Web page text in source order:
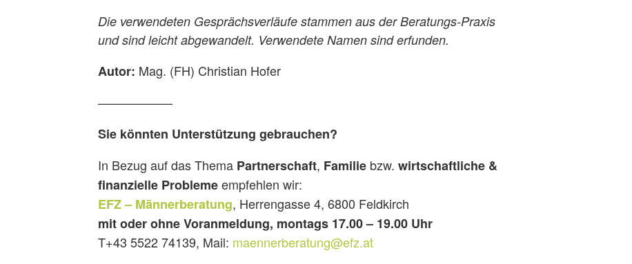
Die verwendeten Gesprächsverläufe stammen aus der Beratungs-Praxis
und sind leicht abgewandelt. Verwendete Namen sind erfunden.
Autor: Mag. (FH) Christian Hofer
——————
Sie könnten Unterstützung gebrauchen?
In Bezug auf das Thema Partnerschaft, Familie bzw. wirtschaftliche &
finanzielle Problemeempfehlen wir:
EFZ – Männerberatung, Herrengasse 4, 6800 Feldkirch
mit oder ohne Voranmeldung, montags 17.00 – 19.00 Uhr
T+43 5522 74139, Mail: maennerberatung@efz.at